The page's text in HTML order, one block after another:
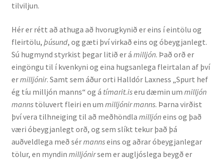
Önnur ritverk
Ritrýndar greinar
Óritrýnt fræðilegt efni
Málfarspistlar
Fræðilegir fyrirlestrar
Ýmis erindi
tilviljun.
Hér er rétt að athuga að hvorugkynið er eins í eintölu og
fleirtölu, þúsund, og gæti því virkað eins og óbeygjanlegt.
Sú hugmynd styrkist þegar litið er á milljón. Það orð er
eingöngu til í kvenkyni og eina hugsanlega fleirtalan af því
ermilljónir. Samt sem áður orti Halldór Laxness „Spurt hef
ég tíu milljón manns“ og á tímarit.iseru dæmin um milljón
mannstöluvert fleiri en um milljónir manns. Þarna virðist
því vera tilhneiging til að meðhöndla milljóneins og það
væri óbeygjanlegt orð, og sem slíkt tekur það þá
auðveldlega með sérmannseins og aðrar óbeygjanlegar
tölur, en myndin milljónirsem er augljóslega beygð er